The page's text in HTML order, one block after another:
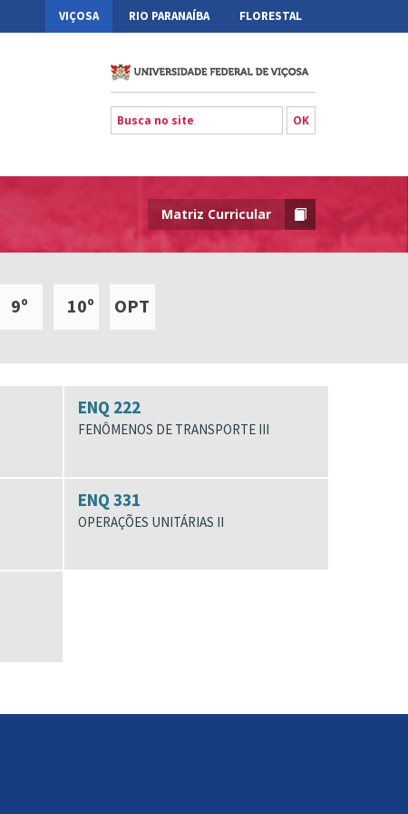
VIÇOSA RIO PARANAÍBA FLORESTAL
Matriz Curricular
9º 10º OPT
ENQ 222
FENÔMENOS DE TRANSPORTE III
ENQ 331
OPERAÇÕES UNITÁRIAS II